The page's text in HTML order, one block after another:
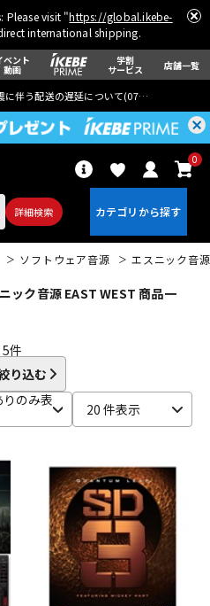
Please visit "https://global.ikebe-
international shipping.
ベント
動画
学割
サービス 店舗一覧
に伴う配送の遅延について(07月29日
詳細検索
0
ウクレレ
パーカッション
電子ピアノ
ソフトウェア音源 エスニック音源
ック音源 EAST WEST 商品一
5件
り込む
のみ表
20 件表示